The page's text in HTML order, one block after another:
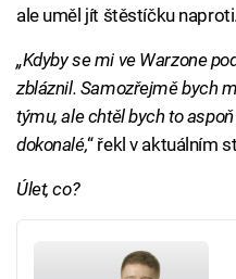
ale uměl jít štěstíčku
„Kdyby se mi ve Warzone
zbláznil. Samozřejmě bych
týmu, ale chtěl bych to
dokonalé,“ řekl v aktuálním
Úlet, co?